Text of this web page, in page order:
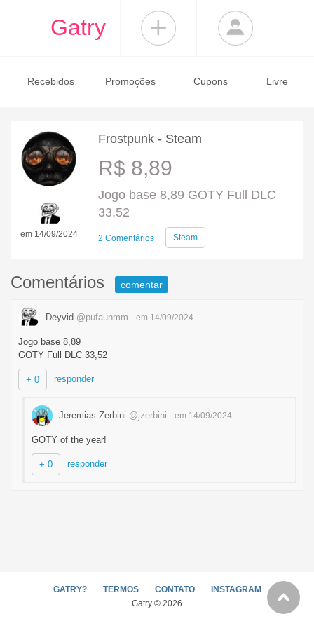
Gatry
Recebidos Promoções Cupons Livre
em 14/09/2024
Frostpunk - Steam
R$ 8,89
Jogo base 8,89 GOTY Full DLC
33,52
2 Comentários Steam
Comentários comentar
Deyvid @pufaunmm - em 14/09/2024
Jogo base 8,89
GOTY Full DLC 33,52
+ 0 responder
Jeremias Zerbini @jzerbini - em 14/09/2024
GOTY of the year!
+ 0 responder
GATRY? TERMOS CONTATO
INSTAGRAM
Gatry © 2026